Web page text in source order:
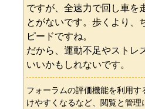
ですが、全速力で回し車を
とがないです。歩くより、
ピードですね。
だから、運動不足やストレ
いいかもしれないです。
フォーラムの評価機能を利用
けやすくなるなど、閲覧と管理